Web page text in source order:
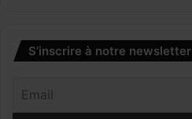
S’inscrire à notre newsletter